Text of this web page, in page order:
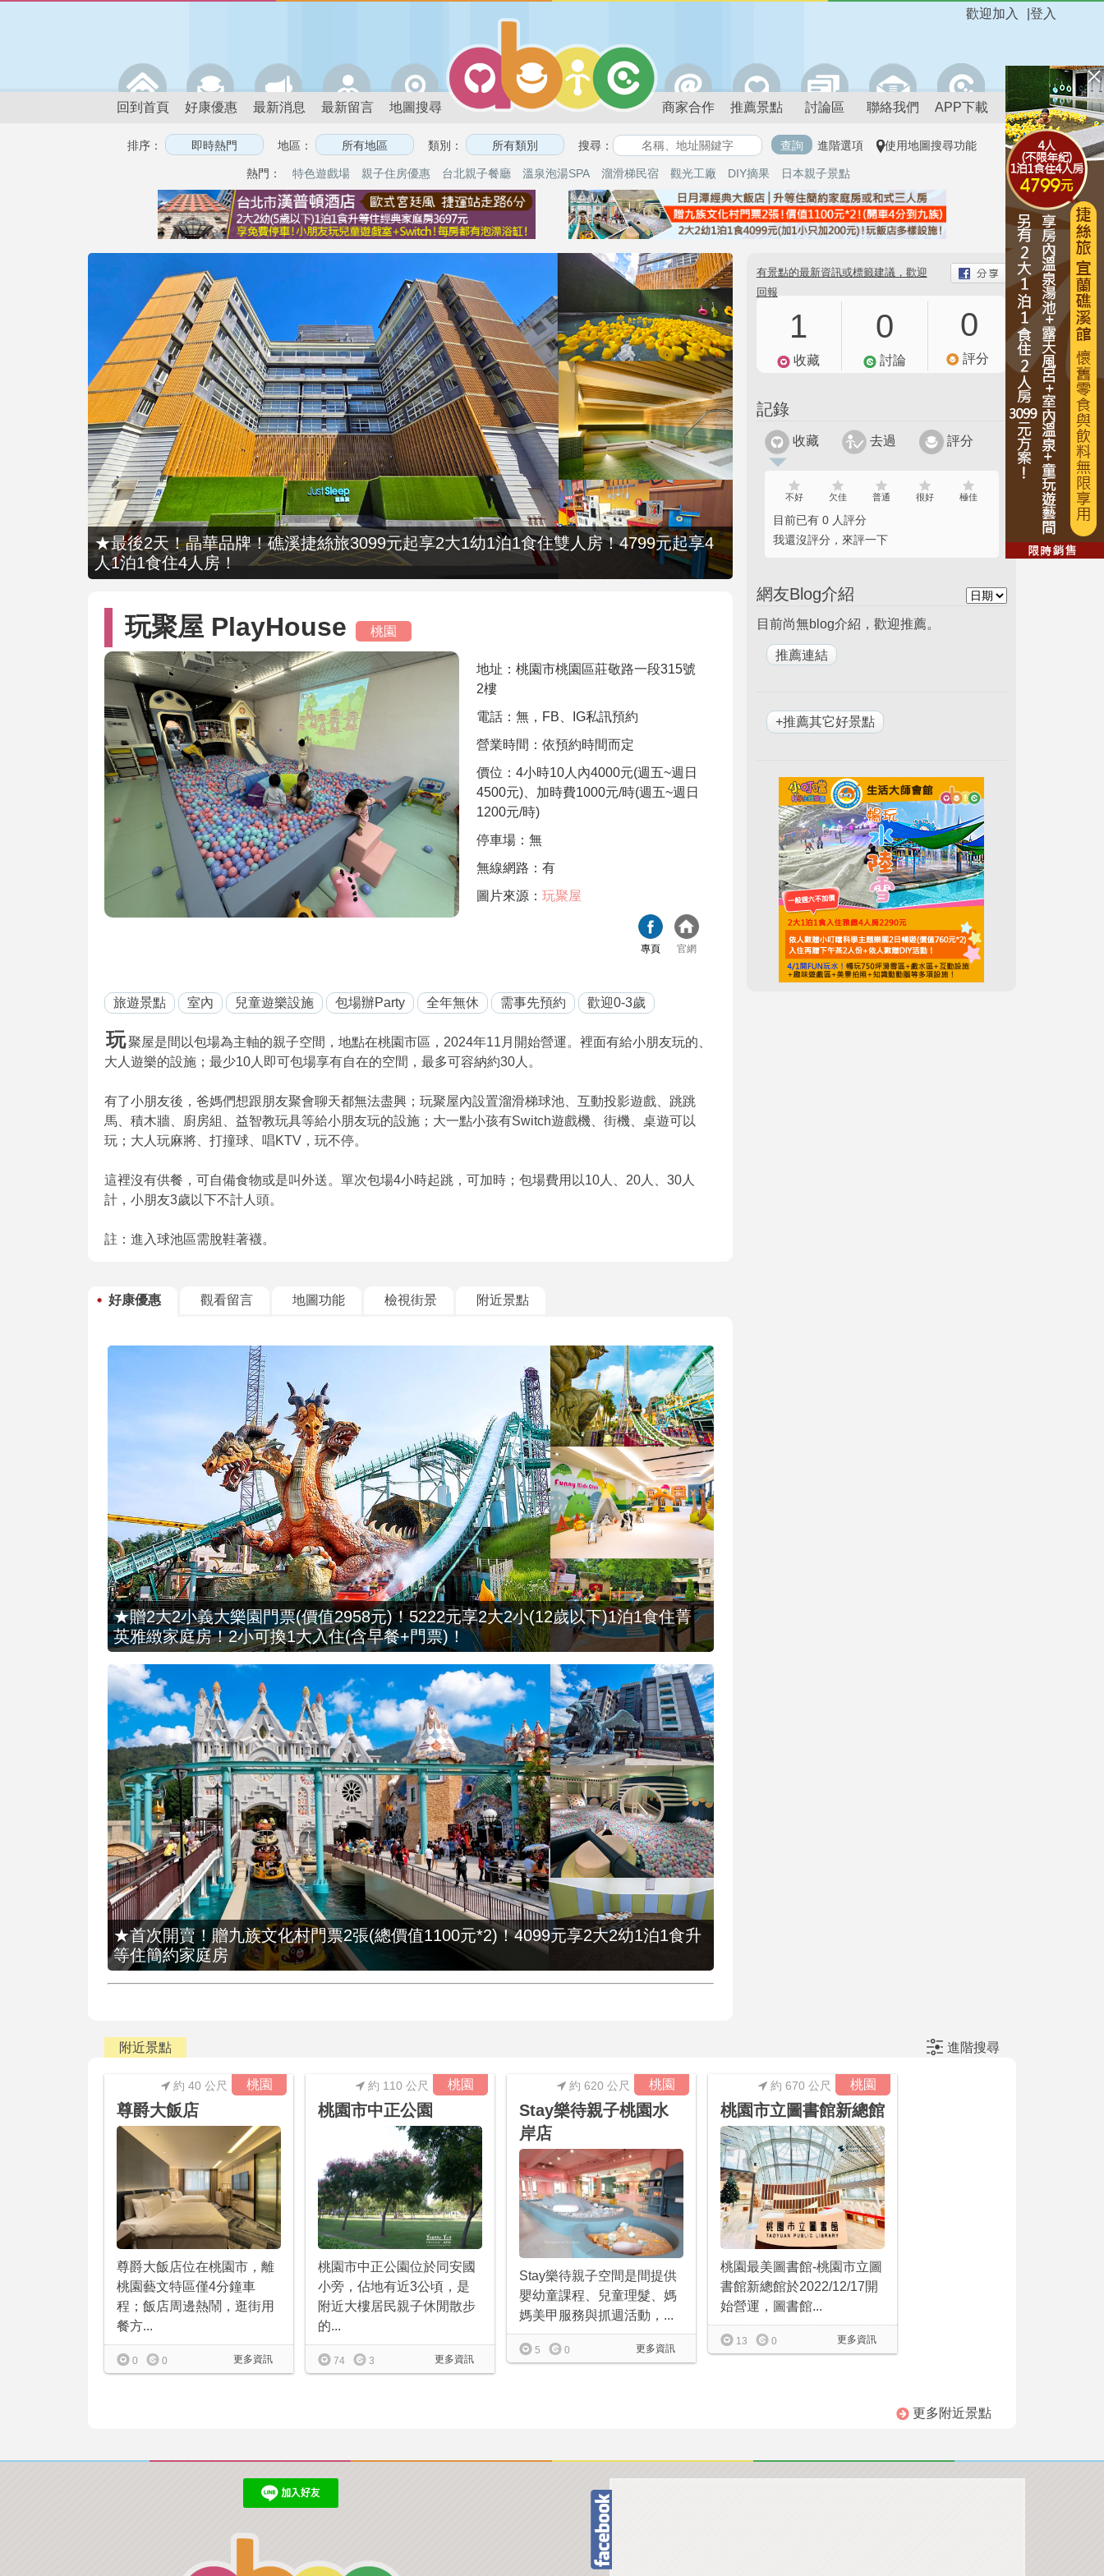
登入
歡迎加入
回到首頁 好康優惠 最新消息 最新留言 地圖搜尋 商家合作 推薦景點 討論區 聯絡我們 APP下載
排序： 地區： 類別： 搜尋： 進階選項 使用地圖搜尋功能
熱門： 特色遊戲場 親子住房優惠 台北親子餐廳 溫泉泡湯SPA 溜滑梯民宿 觀光工廠 DIY摘果 日本親子景點
★最後2天！晶華品牌！礁溪捷絲旅3099元起享2大1幼1泊1食住雙人房！4799元起享4
人1泊1食住4人房！
玩聚屋 PlayHouse 桃園
地址：桃園市桃園區莊敬路一段315號
2樓
電話：無，FB、IG私訊預約
營業時間：依預約時間而定
價位：4小時10人內4000元(週五~週日
4500元)、加時費1000元/時(週五~週日
1200元/時)
停車場：無
無線網路：有
圖片來源：玩聚屋
專頁 官網
旅遊景點 室內 兒童遊樂設施 包場辦Party 全年無休 需事先預約 歡迎0-3歲
玩聚屋是間以包場為主軸的親子空間，地點在桃園市區，2024年11月開始營運。裡面有給小朋友玩的、
大人遊樂的設施；最少10人即可包場享有自在的空間，最多可容納約30人。
有了小朋友後，爸媽們想跟朋友聚會聊天都無法盡興；玩聚屋內設置溜滑梯球池、互動投影遊戲、跳跳
馬、積木牆、廚房組、益智教玩具等給小朋友玩的設施；大一點小孩有Switch遊戲機、街機、桌遊可以
玩；大人玩麻將、打撞球、唱KTV，玩不停。
這裡沒有供餐，可自備食物或是叫外送。單次包場4小時起跳，可加時；包場費用以10人、20人、30人
計，小朋友3歲以下不計人頭。
註：進入球池區需脫鞋著襪。
好康優惠 觀看留言 地圖功能 檢視街景 附近景點
★贈2大2小義大樂園門票(價值2958元)！5222元享2大2小(12歲以下)1泊1食住菁
英雅緻家庭房！2小可換1大入住(含早餐+門票)！
★首次開賣！贈九族文化村門票2張(總價值1100元*2)！4099元享2大2幼1泊1食升
等住簡約家庭房
有景點的最新資訊或標籤建議，歡迎
回報
1
收藏
0
討論
0
評分
記錄
收藏 去過 評分
不好 欠佳 普通 很好 極佳
目前已有 0 人評分
我還沒評分，來評一下
網友Blog介紹
目前尚無blog介紹，歡迎推薦。
+推薦其它好景點
附近景點 進階搜尋
桃園
約 40 公尺
尊爵大飯店
尊爵大飯店位在桃園市，離
桃園藝文特區僅4分鐘車
程；飯店周邊熱鬧，逛街用
餐方...
更多資訊
0 0
桃園
約 110 公尺
桃園市中正公園
桃園市中正公園位於同安國
小旁，佔地有近3公頃，是
附近大樓居民親子休閒散步
的...
更多資訊
74 3
桃園
約 620 公尺
Stay樂待親子桃園水
岸店
Stay樂待親子空間是間提供
嬰幼童課程、兒童理髮、媽
媽美甲服務與抓週活動，...
更多資訊
5 0
桃園
約 670 公尺
桃園市立圖書館新總館
桃園最美圖書館-桃園市立圖
書館新總館於2022/12/17開
始營運，圖書館...
更多資訊
13 0
更多附近景點